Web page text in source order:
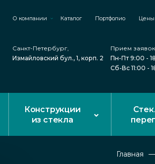
О компании Каталог Портфолио Цены
Санкт-Петербург,
Измайловский бул., 1, корп. 2
Прием заявок
Пн-Пт 9:00 -
Сб-Вс 11:00 -
Конструкции
из стекла
Главная